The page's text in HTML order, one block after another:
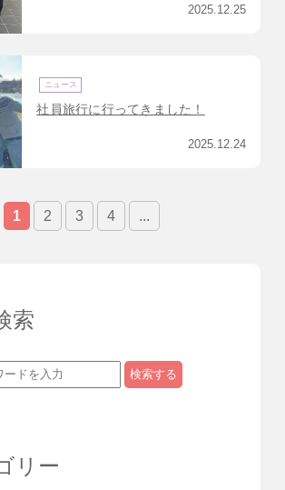
2025.12.25
ニュース
社員旅行に行ってきました！
2025.12.24
1 2 3 4 ...
索
検索する
リー